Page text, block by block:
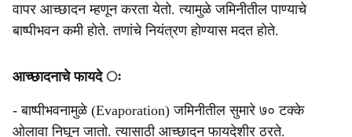
वापर आच्छादन म्हणून करता येतो. त्यामुळे जमिनीतील पाण्याचे
बाष्पीभवन कमी होते. तणांचे नियंत्रण होण्यास मदत होते.
आच्छादनाचे फायदे ः
- बाष्पीभवनामुळे (Evaporation) जमिनीतील सुमारे ७० टक्के
ओलावा निघून जातो. त्यासाठी आच्छादन फायदेशीर ठरते.